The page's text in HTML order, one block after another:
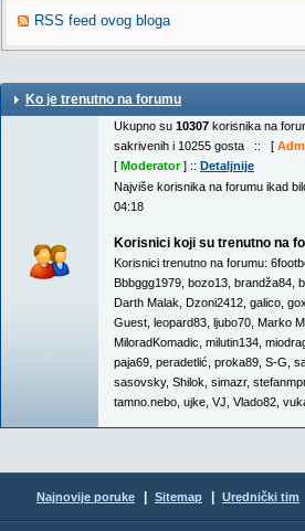
RSS feed ovog bloga
Ko je trenutno na forumu
Ukupno su 10307 korisnika na
sakrivenih i 10255 gosta :: [
[ Moderator] :: Detaljnije
Najviše korisnika na forumu ikad
04:18
Korisnici koji su trenutno na
Korisnici trenutno na forumu:
Bbbggg1979 bozo13 brandža84
Darth Malak Dzoni2412 galico
Guest leopard83 ljubo70 Marko
MiloradKomadic milutin134
paja69 peradetlić proka89 S-G
sasovsky, Shilok simazr,
tamno.nebo ujke VJ Vlado82
Najnovije poruke Sitemap Urednički tim